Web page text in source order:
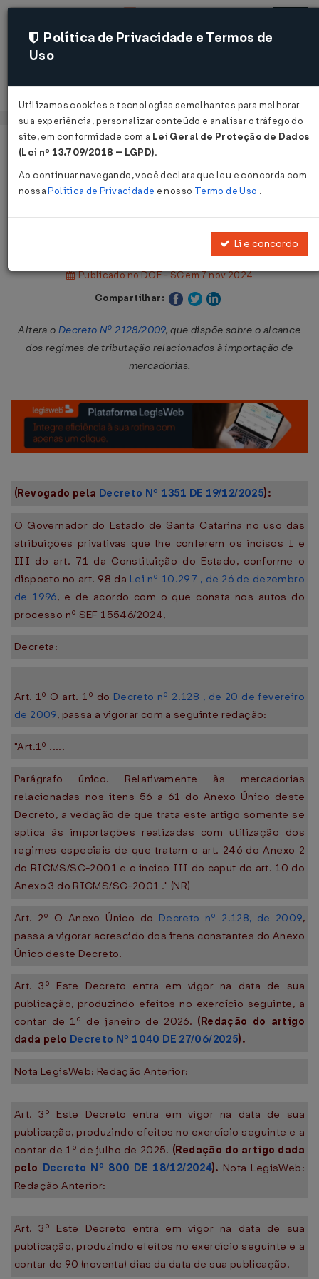
Acessar
Página Inicial
Legislações
Decreto Nº 759 DE 07/11/2024
Publicado no DOE - SC em 7 nov 2024
Compartilhar:
Altera o Decreto Nº 2128/2009, que dispõe sobre o alcance
dos regimes de tributação relacionados à importação de
mercadorias.
(Revogado pela Decreto Nº 1351 DE 19/12/2025):
O Governador do Estado de Santa Catarina no uso das
atribuições privativas que lhe conferem os incisos I e
III do art. 71 da Constituição do Estado, conforme o
disposto no art. 98 da Lei nº 10.297 , de 26 de dezembro
de 1996, e de acordo com o que consta nos autos do
processo nº SEF 15546/2024,
Decreta:
Art. 1º O art. 1º do Decreto nº 2.128 , de 20 de fevereiro
de 2009, passa a vigorar com a seguinte redação:
"Art.1º .....
Parágrafo único. Relativamente às mercadorias
relacionadas nos itens 56 a 61 do Anexo Único deste
Decreto, a vedação de que trata este artigo somente se
aplica às importações realizadas com utilização dos
regimes especiais de que tratam o art. 246 do Anexo 2
do RICMS/SC-2001 e o inciso III do caput do art. 10 do
Anexo 3 do RICMS/SC-2001 ." (NR)
Art. 2º O Anexo Único do Decreto nº 2.128, de 2009,
passa a vigorar acrescido dos itens constantes do Anexo
Único deste Decreto.
Art. 3º Este Decreto entra em vigor na data de sua
publicação, produzindo efeitos no exercício seguinte, a
contar de 1º de janeiro de 2026. (Redação do artigo
dada pelo Decreto Nº 1040 DE 27/06/2025).
Nota LegisWeb: Redação Anterior:
Art. 3º Este Decreto entra em vigor na data de sua
publicação, produzindo efeitos no exercício seguinte e a
contar de 1º de julho de 2025. (Redação do artigo dada
pelo Decreto Nº 800 DE 18/12/2024). Nota LegisWeb:
Redação Anterior:
Art. 3º Este Decreto entra em vigor na data de sua
publicação, produzindo efeitos no exercício seguinte e a
contar de 90 (noventa) dias da data de sua publicação.
Política de Privacidade e Termos de
Uso
Utilizamos cookies e tecnologias semelhantes para melhorar
sua experiência, personalizar conteúdo e analisar o tráfego do
site, em conformidade com a Lei Geral de Proteção de Dados
(Lei nº 13.709/2018 – LGPD).
Ao continuar navegando, você declara que leu e concorda com
nossaPolítica de Privacidade e nosso Termo de Uso .
Li e concordo